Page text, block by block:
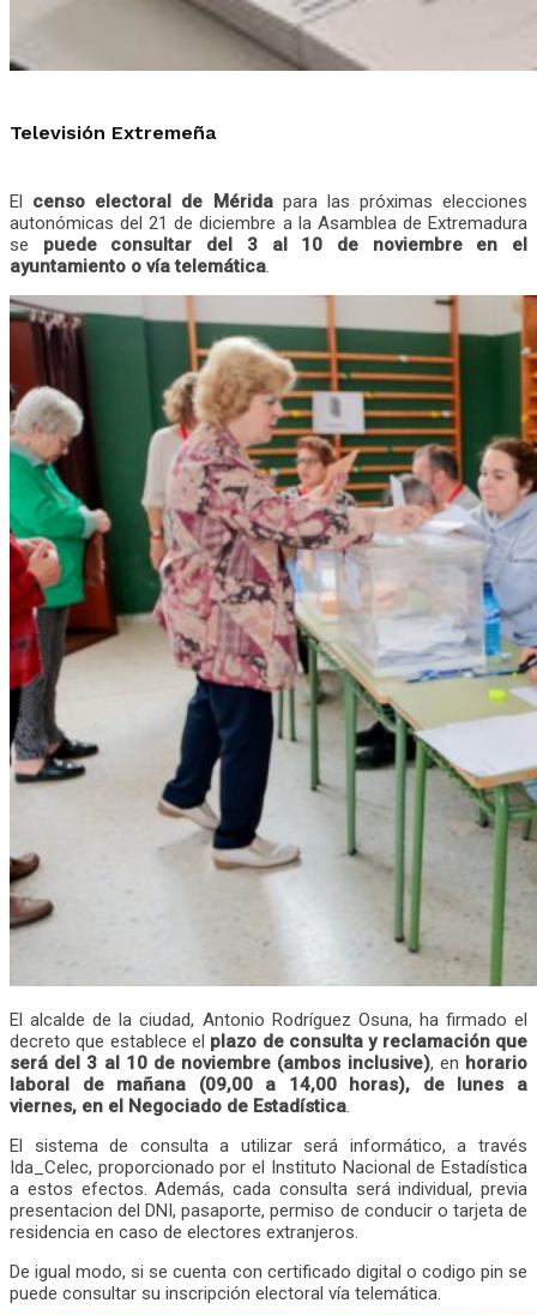
Televisión Extremeña
El censo electoral de Méridapara las próximas elecciones
autonómicas del 21 de diciembre a la Asamblea de Extremadura
se puede consultar del 3 al 10 de noviembre en el
ayuntamiento o vía telemática.
El alcalde de la ciudad, Antonio Rodríguez Osuna, ha firmado el
decreto que establece el plazo de consulta y reclamación que
será del 3 al 10 de noviembre (ambos inclusive), en horario
laboral de mañana (09,00 a 14,00 horas), de lunes a
viernes, en el Negociado de Estadística.
El sistema de consulta a utilizar será informático, a través
Ida_Celec, proporcionado por el Instituto Nacional de Estadística
a estos efectos. Además, cada consulta será individual, previa
presentacion del DNI, pasaporte, permiso de conducir o tarjeta de
residencia en caso de electores extranjeros.
De igual modo, si se cuenta con certificado digital o codigo pin se
puede consultar su inscripción electoral vía telemática.